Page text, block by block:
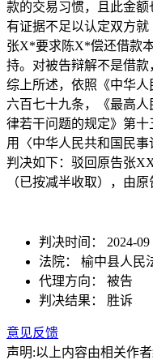
款的交易习惯，且此金
有证据不足以认定双方就
张X*要求陈X*偿还借款
持。对被告辩解不是借款
综上所述，依照《中华人
六百七十九条，《最高
律若干问题的规定》第
用〈中华人民共和国民事
判决如下：驳回原告张
（已按减半收取），由原
判决时间：
2024-09
法院：
榆中县人民
代理方向：
被告
判决结果：
胜诉
意见反馈
声明:以上内容由相关作